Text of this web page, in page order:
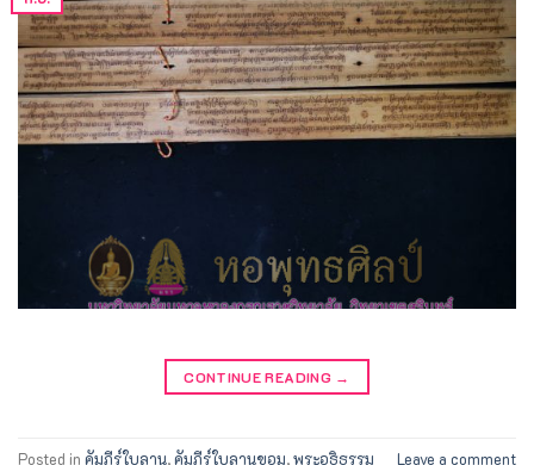
CONTINUE READING →
Posted in คัมภีร์ใบลาน,คัมภีร์ใบลานขอม,พระอธิธรรม Leave a comment